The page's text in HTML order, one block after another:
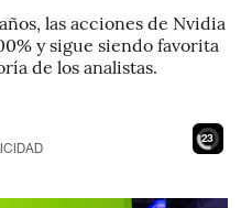
las acciones de Nvidia
y sigue siendo favorita
de los analistas.
21